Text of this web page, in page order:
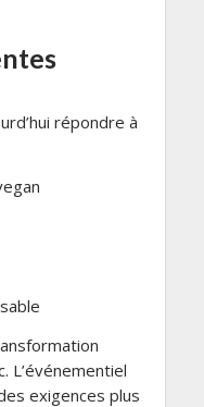
répondre à
L’événementiel
exigences plus